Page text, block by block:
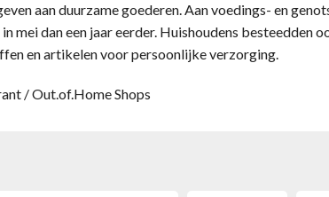
aan duurzame goederen. Aan voedings- en
mei dan een jaar eerder. Huishoudens besteedden
en artikelen voor persoonlijke verzorging.
/ Out.of.Home Shops